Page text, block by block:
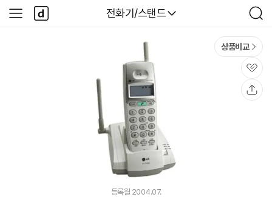
다나와
전화기/스탠드
검
색
사
이
다
나
와
상품비교
관
심
등록월 2004.07.